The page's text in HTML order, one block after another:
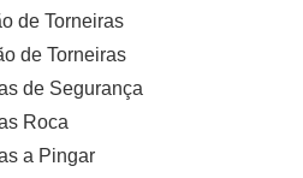
de Torneiras
de Torneiras
de Segurança
Roca
a Pingar